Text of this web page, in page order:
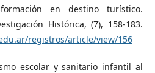
en destino turístico.
Histórica, (7), 158-183.
registros/article/view/156
escolar y sanitario infantil al